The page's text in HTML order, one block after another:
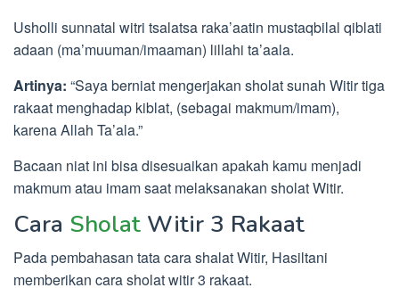
Usholli sunnatal witri tsalatsa raka’aatin mustaqbilal qiblati
adaan (ma’muuman/imaaman) lillahi ta’aala.
Artinya: “Saya berniat mengerjakan sholat sunah Witir tiga
rakaat menghadap kiblat, (sebagai makmum/imam),
karena Allah Ta’ala.”
Bacaan niat ini bisa disesuaikan apakah kamu menjadi
makmum atau imam saat melaksanakan sholat Witir.
Cara Sholat Witir 3 Rakaat
Pada pembahasan tata cara shalat Witir, Hasiltani
memberikan cara sholat witir 3 rakaat.